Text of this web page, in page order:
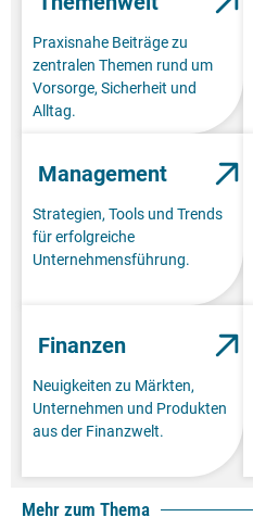
Praxisnahe Beiträge zu
zentralen Themen rund um
Vorsorge, Sicherheit und
Alltag.
Management
Strategien, Tools und Trends
für erfolgreiche
Unternehmensführung.
Finanzen
Neuigkeiten zu Märkten,
Unternehmen und Produkten
aus der Finanzwelt.
Mehr zum Thema